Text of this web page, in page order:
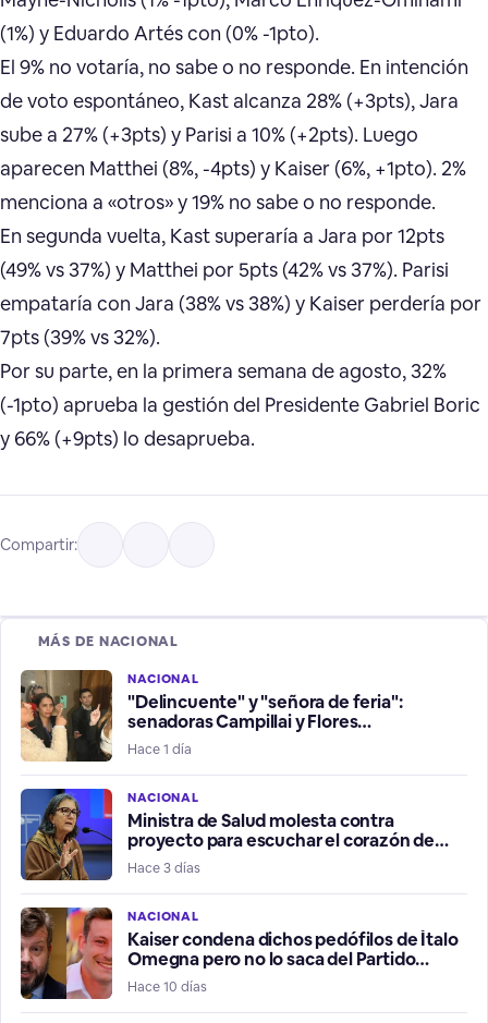
(1%) y Eduardo Artés con (0% -1pto).
El 9% no votaría, no sabe o no responde. En intención
de voto espontáneo, Kast alcanza 28% (+3pts), Jara
sube a 27% (+3pts) y Parisi a 10% (+2pts). Luego
aparecen Matthei (8%, -4pts) y Kaiser (6%, +1pto). 2%
menciona a «otros» y 19% no sabe o no responde.
En segunda vuelta, Kast superaría a Jara por 12pts
(49% vs 37%) y Matthei por 5pts (42% vs 37%). Parisi
empataría con Jara (38% vs 38%) y Kaiser perdería por
7pts (39% vs 32%).
Por su parte, en la primera semana de agosto, 32%
(-1pto) aprueba la gestión del Presidente Gabriel Boric
y 66% (+9pts) lo desaprueba.
Compartir:
MÁS DE NACIONAL
NACIONAL
"Delincuente" y "señora de feria":
senadoras Campillai y Flores
protagonizan un vergonzoso
enfrentamiento
Hace 1 día
NACIONAL
Ministra de Salud molesta contra
proyecto para escuchar el corazón de
embrión o feto antes de abortar
Hace 3 días
NACIONAL
Kaiser condena dichos pedófilos de Ítalo
Omegna pero no lo saca del Partido
Libertario
Hace 10 días